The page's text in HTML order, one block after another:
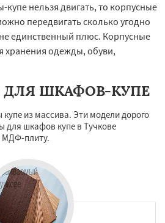
нельзя двигать, то корпусные
передвигать сколько угодно
единственный плюс. Корпусные
одежды, обуви,
ШКАФОВ-КУПЕ
из массива. Эти модели дорого
для шкафов купе в Тучкове
МДФ-плиту.